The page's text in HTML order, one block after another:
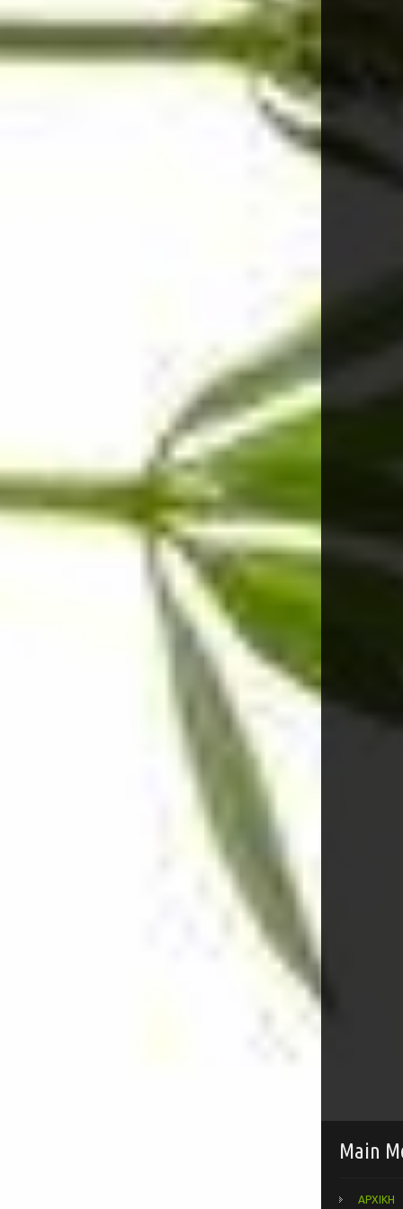
Main
ΑΡΧΙΚΗ